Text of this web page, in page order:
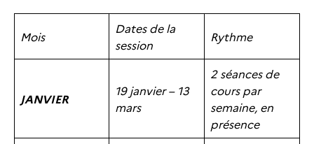
Mois
Dates de la
session
Rythme
JANVIER
19 janvier – 13
mars
2 séances de
cours par
semaine, en
présence